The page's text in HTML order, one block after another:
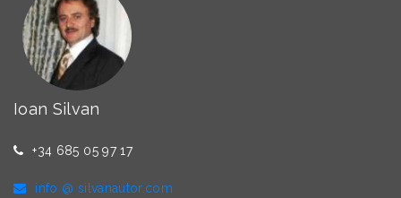
Ioan Silvan
+34 685 05 97 17
info @ silvanautor.com